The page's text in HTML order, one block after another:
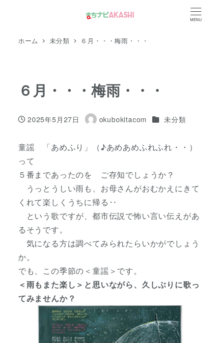
MENU
ホーム 未分類 ６月・・・梅雨・・・
６月・・・梅雨・・・
投稿日
2025年5月27日
著
okubokitacom カテゴリー
未分類
童謡 「あめふり」（♪あめあめふれふれ・・）
って
５番まであったのを ご存知でしょうか？
うっとうしい雨も、お母さんがおむかえにきて
くれて楽しくうちに帰る‥
という歌ですが、都市伝説で怖い言い伝えがあ
るそうです。
気になる方は調べてみられたらいかがでしょう
か。
でも、この季節の＜童謡＞です。
＜雨もまた楽し＞と思いながら、久しぶりに歌っ
てみませんか？